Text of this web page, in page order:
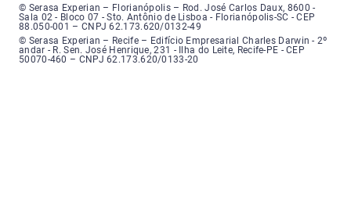
Serasa Experian - Florianópolis, Endereço: Rodovia José Carlos, número
© Serasa Experian – Florianópolis – Rod. José Carlos Daux, 8600 -
Sala 02 - Bloco 07 - Sto. Antônio de Lisboa - Florianópolis-SC - CEP
88.050-001 – CNPJ 62.173.620/0132-49
Serasa Experian - Recife, Endereço: Edifício Empresarial Charles Darwin,
© Serasa Experian – Recife – Edifício Empresarial Charles Darwin - 2º
andar - R. Sen. José Henrique, 231 - Ilha do Leite, Recife-PE - CEP
50070-460 – CNPJ 62.173.620/0133-20